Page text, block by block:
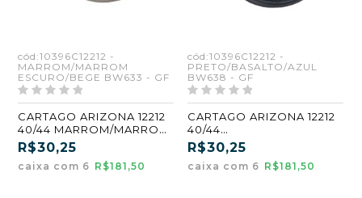
cód:10396C12212 -
MARROM/MARROM
ESCURO/BEGE BW633 - GF
CARTAGO ARIZONA 12212
40/44 MARROM/MARROM
ESCURO/BEGE (BW633)
(GF) (CX6)
R$30,25
caixa com 6 R$181,50
cód:10396C12212 -
PRETO/BASALTO/AZUL
BW638 - GF
CARTAGO ARIZONA 12212
40/44
PRETO/BASALTO/AZUL
(BW638) (GF) (CX6)
R$30,25
caixa com 6 R$181,50